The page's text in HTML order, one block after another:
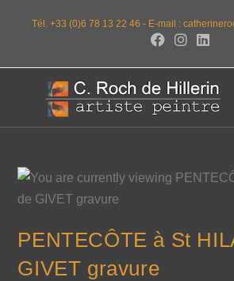
Tél. +33 (0)6 78 13 22 46 - E-mail :
PENTECÔTE à St
GIVET gravure